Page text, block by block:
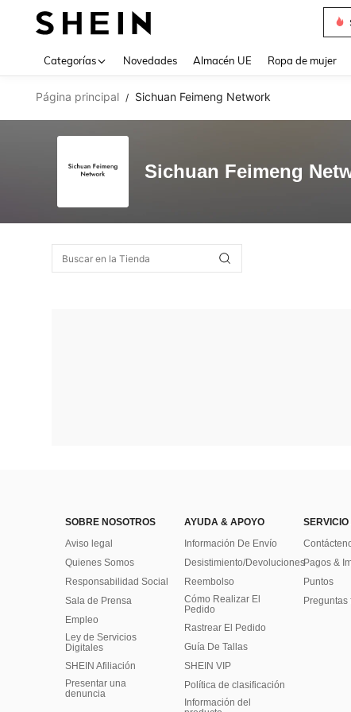
Categorías Novedades Almacén UE Ropa de mujer
Página principal / Sichuan Feimeng Network
Sichuan Feimeng
SOBRE NOSOTROS
Aviso legal
Quienes Somos
Responsabilidad Social
Sala de Prensa
Empleo
Ley de Servicios
Digitales
SHEIN Afiliación
Presentar una
denuncia
AYUDA & APOYO
Información De Envío
Desistimiento/Devoluciones
Reembolso
Cómo Realizar El
Pedido
Rastrear El Pedido
Guía De Tallas
SHEIN VIP
Política de clasificación
​Información del
Pagos &
Puntos
Preguntas